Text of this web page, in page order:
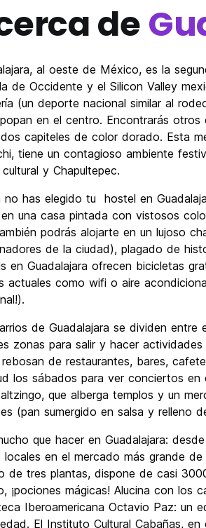
de
al oeste de México, es la
de Occidente y el Silicon Valley
(un deporte nacional similar al
en el centro. Encontrarás
capiteles de color dorado. Esta
tiene un contagioso ambiente
y Chapultepec.
no has elegido tu hostel en
una casa pintada con vistosos
podrás alojarte en un lujoso
de la ciudad), plagado de
en Guadalajara ofrecen bicicletas
actuales como wifi o aire
de Guadalajara se dividen
zonas para salir y hacer
de restaurantes, bares,
los sábados para ver conciertos
que alberga templos y un
(pan sumergido en salsa y relleno
que hacer en Guadalajara:
locales en el mercado más grande
de tres plantas, dispone de casi
¡pociones mágicas! Alucina con los
Iberoamericana Octavio Paz: un
El Instituto Cultural Cabañas,